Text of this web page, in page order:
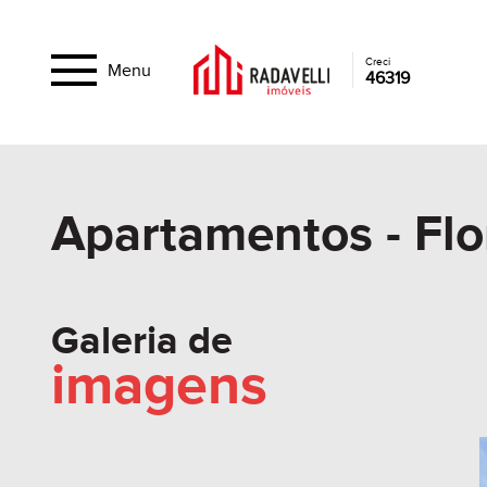
Menu Creci
46319
Apartamentos -
Galeria de
imagens